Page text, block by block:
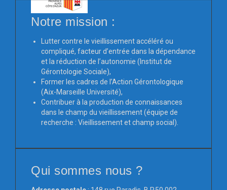
Notre mission :
Lutter contre le vieillissement accéléré ou
compliqué, facteur d’entrée dans la dépendance
et la réduction de l’autonomie (Institut de
Gérontologie Sociale),
Former les cadres de l’Action Gérontologique
(Aix-Marseille Université),
Contribuer à la production de connaissances
dans le champ du vieillissement (équipe de
recherche : Vieillissement et champ social).
Qui sommes nous ?